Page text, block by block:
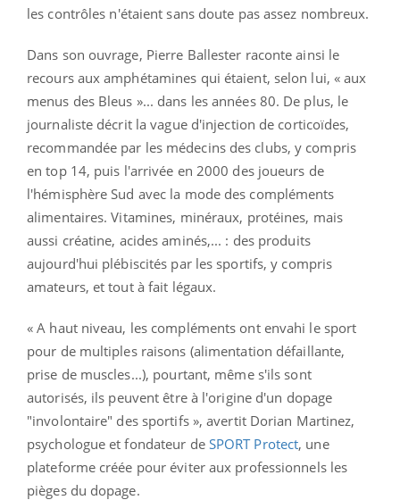
les contrôles n'étaient sans doute pas assez nombreux.
Dans son ouvrage, Pierre Ballester raconte ainsi le
recours aux amphétamines qui étaient, selon lui, « aux
menus des Bleus »... dans les années 80. De plus, le
journaliste décrit la vague d'injection de corticoïdes,
recommandée par les médecins des clubs, y compris
en top 14, puis l'arrivée en 2000 des joueurs de
l'hémisphère Sud avec la mode des compléments
alimentaires. Vitamines, minéraux, protéines, mais
aussi créatine, acides aminés,... : des produits
aujourd'hui plébiscités par les sportifs, y compris
amateurs, et tout à fait légaux.
« A haut niveau, les compléments ont envahi le sport
pour de multiples raisons (alimentation défaillante,
prise de muscles...), pourtant, même s'ils sont
autorisés, ils peuvent être à l'origine d'un dopage
"involontaire" des sportifs », avertit Dorian Martinez,
psychologue et fondateur de SPORT Protect, une
plateforme créée pour éviter aux professionnels les
pièges du dopage.